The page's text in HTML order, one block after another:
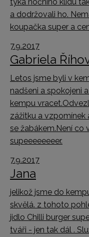
a dodržovali ho.
koupačka super a
7.9.2017
Gabriela
Letos jsme byli v
nadšeni a spokojeni
kempu
zážitku a vzpomínek
se žabákem.Není co
supeeeeeeeer.
7.9.2017
Jana
jelikož jsme do
skvělá. z tohoto
jidlo Chilli burger
tváři - jen tak dál .